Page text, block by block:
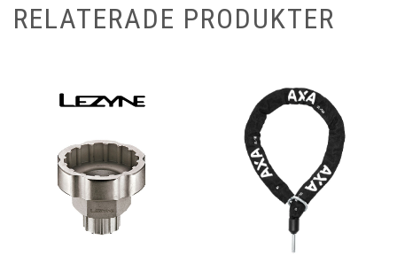
RELATERADE PRODUKTER